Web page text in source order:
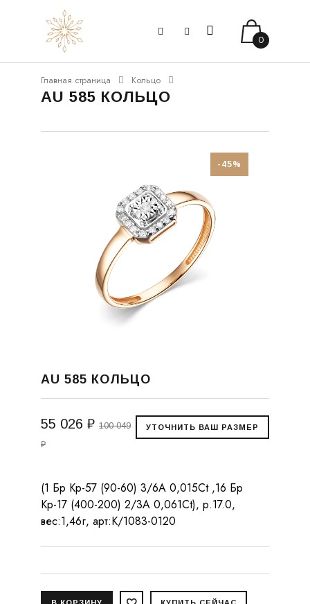
0
Главная страница Кольцо
AU 585 КОЛЬЦО
-45%
AU 585 КОЛЬЦО
55 026 ₽ 100 049
₽
(1 Бр Кр-57 (90-60) 3/6А 0,015Ct ,16 Бр
Кр-17 (400-200) 2/3А 0,061Ct), р.17.0,
вес:1,46г, арт:К/1083-0120